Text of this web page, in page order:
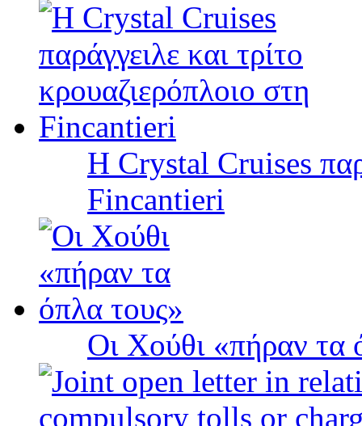
Η Crystal Cruises
Fincantieri
Οι Χούθι «πήραν τα